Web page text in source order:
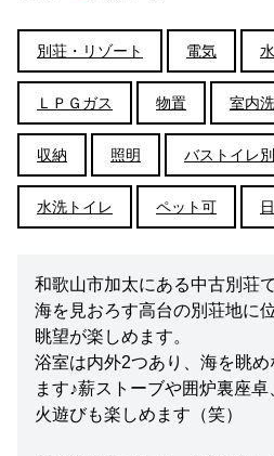
別荘・リゾート 電気
ＬＰＧガス 物置 室内
収納 照明 バストイレ別
水洗トイレ ペット可
和歌山市加太にある中古別荘で
海を見おろす高台の別荘地に
眺望が楽しめます。
浴室は内外2つあり、海を眺
ます♪薪ストーブや囲炉裏座卓
火遊びも楽しめます（笑）